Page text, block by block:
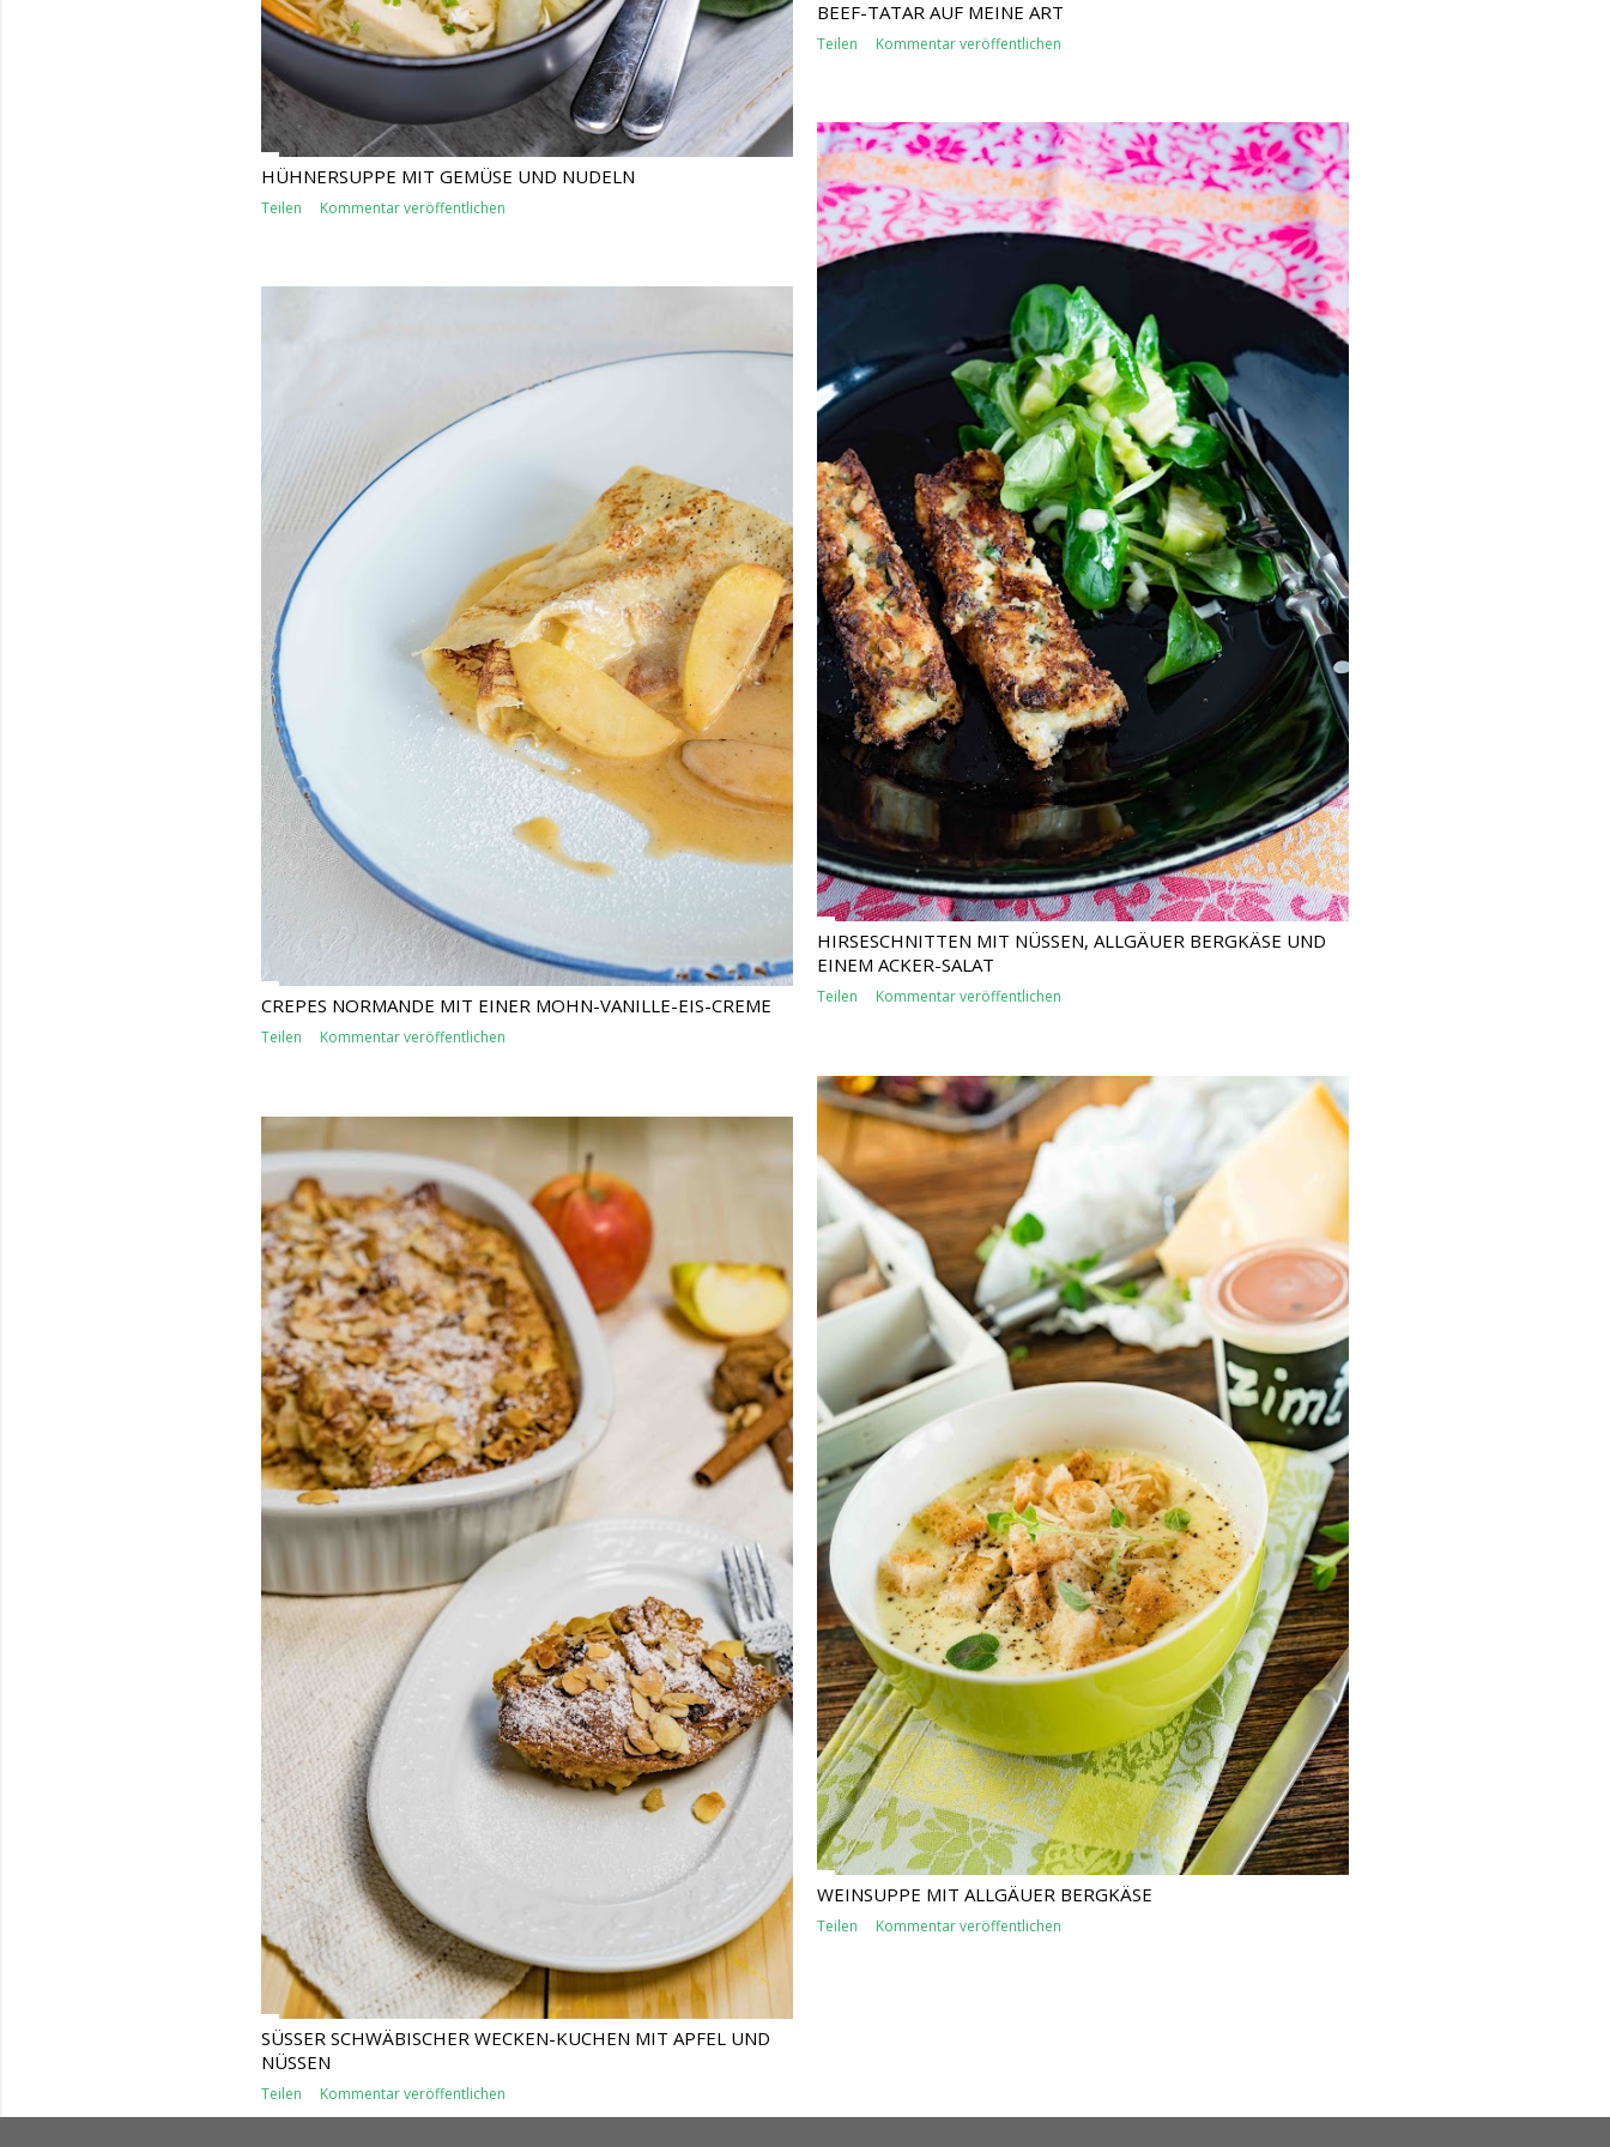
HÜHNERSUPPE MIT GEMÜSE UND NUDELN
Teilen Kommentar veröffentlichen
BEEF-TATAR AUF MEINE ART
Teilen Kommentar veröffentlichen
HIRSESCHNITTEN MIT NÜSSEN, ALLGÄUER BERGKÄSE UND
EINEM ACKER-SALAT
Teilen Kommentar veröffentlichen
CREPES NORMANDE MIT EINER MOHN-VANILLE-EIS-CREME
Teilen Kommentar veröffentlichen
WEINSUPPE MIT ALLGÄUER BERGKÄSE
Teilen Kommentar veröffentlichen
SÜSSER SCHWÄBISCHER WECKEN-KUCHEN MIT APFEL UND N
ÜSSEN
Teilen Kommentar veröffentlichen